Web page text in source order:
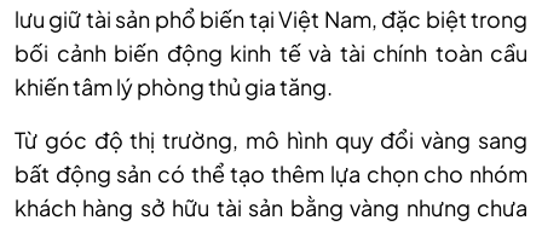
lưu giữ tài sản phổ biến tại Việt Nam, đặc biệt trong
bối cảnh biến động kinh tế và tài chính toàn cầu
khiến tâm lý phòng thủ gia tăng.
Từ góc độ thị trường, mô hình quy đổi vàng sang
bất động sản có thể tạo thêm lựa chọn cho nhóm
khách hàng sở hữu tài sản bằng vàng nhưng chưa